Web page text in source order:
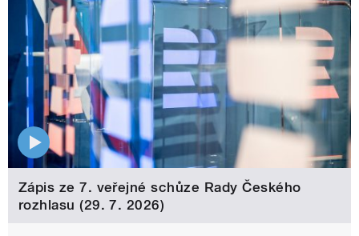
Zápis ze 7. veřejné schůze Rady Českého
rozhlasu (29. 7. 2026)